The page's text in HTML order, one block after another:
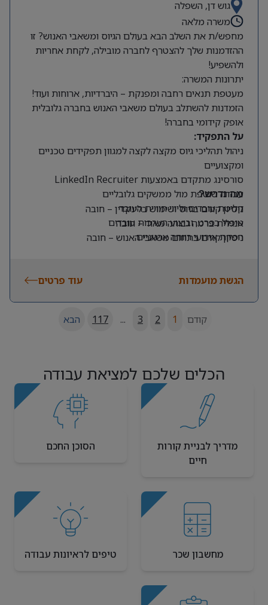
גוש דן, השפלה
משרה מלאה
מחפש/ת את השלב הבא בעולם הגיוס ומשאבי האנוש? זו
ההזדמנות שלך להצטרף לחברה מובילה, לקחת אחריות
ולהשפיע!
יתרונות המשרה:
מעטפת תנאים רחבה ומפנקת – היברדיות, ארוחות ועוד!
הזמדנות להשתלב בעולם משאבי האנוש בחברה גלובלית
אופק קידומי בחברה!
על התפקיד:
ניהול תהליכי גיוס מקצה לקצה למגוון תפקידים טכניים
ומקצועיים
סורסינג מתקדם באמצעות LinkedIn Recruiter
עבודה שוטפת מול ממשקים גלובליים
קליטת עובדים וליווי חוויית העובד
טיפול בפרט, וביצוע הערכות עובדים
הפקת אירועי רווחה ארגוניים
מה נדרש?
ניסיון קודם בגיוס ושימוש בלינקדין – חובה
אנגלית ברמה גבוהה מאוד – חובה
ניסיון קודם בתחום משאבי האנוש – חובה
הגשת מועמדות
עוד פרטים
קודם 1
2
3
...
117 הבא
הכלים שלכם למציאת עבודה
מדריך לבניית קורות
חיים
הסוכן החכם
מחשבון שכר טיפים לראיונות עבודה